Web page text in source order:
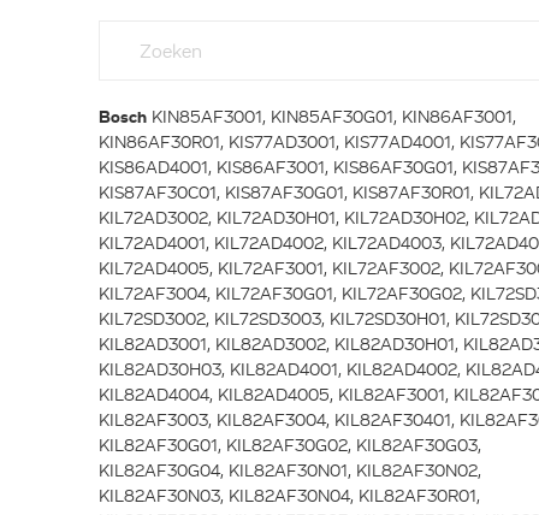
Bosch KIN85AF3001, KIN85AF30G01, KIN86AF3001,
KIN86AF30R01, KIS77AD3001, KIS77AD4001,
KIS86AD4001, KIS86AF3001, KIS86AF30G01,
KIS87AF30C01, KIS87AF30G01, KIS87AF30R01,
KIL72AD3002, KIL72AD30H01, KIL72AD30H02,
KIL72AD4001, KIL72AD4002, KIL72AD4003,
KIL72AD4005, KIL72AF3001, KIL72AF3002,
KIL72AF3004, KIL72AF30G01, KIL72AF30G02,
KIL72SD3002, KIL72SD3003, KIL72SD30H01,
KIL82AD3001, KIL82AD3002, KIL82AD30H01,
KIL82AD30H03, KIL82AD4001, KIL82AD4002,
KIL82AD4004, KIL82AD4005, KIL82AF3001,
KIL82AF3003, KIL82AF3004, KIL82AF30401,
KIL82AF30G01, KIL82AF30G02, KIL82AF30G03,
KIL82AF30G04, KIL82AF30N01, KIL82AF30N02,
KIL82AF30N03, KIL82AF30N04, KIL82AF30R01,